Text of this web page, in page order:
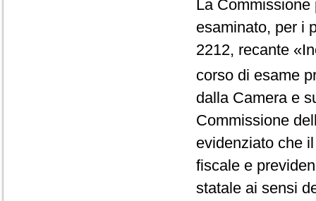
La
esaminato, per i
2212, recante
corso di esame
dalla Camera e
Commissione
evidenziato che
fiscale e
statale ai sensi